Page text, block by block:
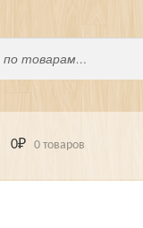
0₽ 0 товаров